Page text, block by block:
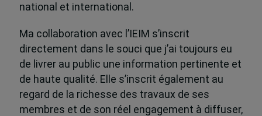
national et international.
Ma collaboration avec l’IEIM s’inscrit
directement dans le souci que j’ai toujours eu
de livrer au public une information pertinente et
de haute qualité. Elle s’inscrit également au
regard de la richesse des travaux de ses
membres et de son réel engagement à diffuser,